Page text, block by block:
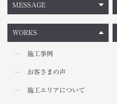
MESSAGE
WORKS
施工事例
お客さまの声
施工エリアについて